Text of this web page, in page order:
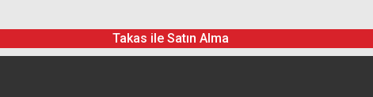
Takas ile Satın Alma